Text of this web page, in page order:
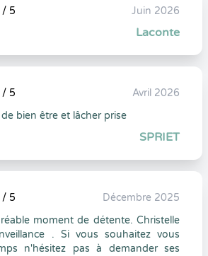
/ 5 Juin 2026
Laconte
/ 5
Avril 2026
bien être et lâcher prise
SPRIET
/ 5
Décembre 2025
moment de détente. Christelle
. Si vous souhaitez vous
n'hésitez pas à demander ses